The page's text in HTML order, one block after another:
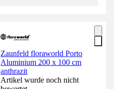
Zaunfeld floraworld Porto
Aluminium 200 x 100 cm
anthrazit
Artikel wurde noch nicht